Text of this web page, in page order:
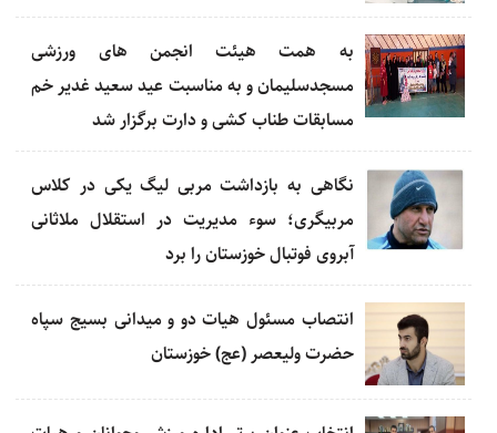
به همت هیئت انجمن های ورزشی
مسجدسلیمان و به مناسبت عید سعید غدیر خم
مسابقات طناب کشی و دارت برگزار شد
نگاهی به بازداشت مربی لیگ یکی در کلاس
مربیگری؛ سوء مدیریت در استقلال ملاثانی
آبروی فوتبال خوزستان را برد
انتصاب مسئول هیات دو و میدانی بسیج سپاه
حضرت ولیعصر (عج) خوزستان